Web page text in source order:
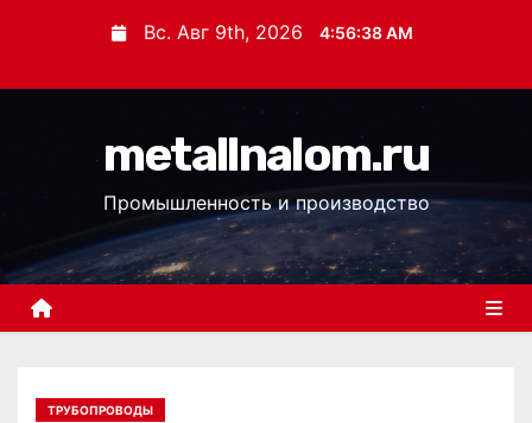
с
Вс. Авг 9th, 2026 4:56:39 AM
metallnalom.ru
Промышленность и производство
ТРУБОПРОВОДЫ